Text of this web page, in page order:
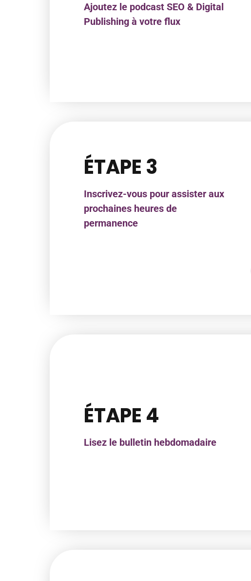
Ajoutez le podcast SEO & Digital
Publishing à votre flux
ÉTAPE 3
Inscrivez-vous pour assister aux
prochaines heures de
permanence
ÉTAPE 4
Lisez le bulletin hebdomadaire